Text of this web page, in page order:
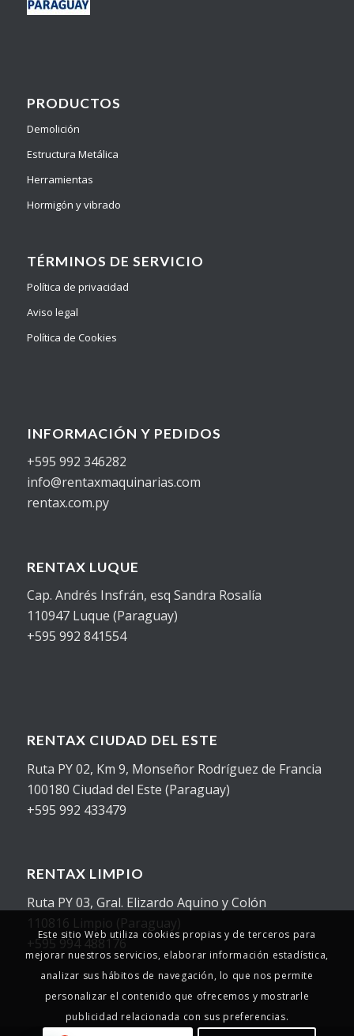
PRODUCTOS
Demolición
Estructura Metálica
Herramientas
Hormigón y vibrado
TÉRMINOS DE SERVICIO
Política de privacidad
Aviso legal
Política de Cookies
INFORMACIÓN Y PEDIDOS
+595 992 346282
info@rentaxmaquinarias.com
rentax.com.py
RENTAX LUQUE
Cap. Andrés Insfrán, esq Sandra Rosalía
110947 Luque (Paraguay)
+595 992 841554
RENTAX CIUDAD DEL ESTE
Ruta PY 02, Km 9, Monseñor Rodríguez de Francia
100180 Ciudad del Este (Paraguay)
+595 992 433479
RENTAX LIMPIO
Ruta PY 03, Gral. Elizardo Aquino y Colón
110816 Limpio (Paraguay)
+595 994 488176
Este sitio Web utiliza cookies propias y de terceros para
mejorar nuestros servicios, elaborar información estadística,
analizar sus hábitos de navegación, lo que nos permite
personalizar el contenido que ofrecemos y mostrarle
publicidad relacionada con sus preferencias.